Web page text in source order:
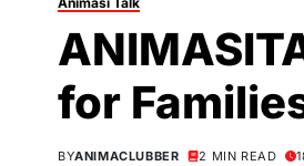
for
BYANIMACLUBBER 2 MIN READ